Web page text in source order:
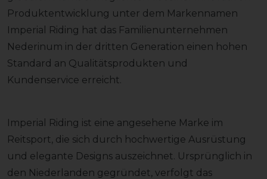
Produktentwicklung unter dem Markennamen
Imperial Riding hat das Familienunternehmen
Nederinum in der dritten Generation einen hohen
Standard an Qualitätsprodukten und
Kundenservice erreicht.
Imperial Riding ist eine angesehene Marke im
Reitsport, die sich durch hochwertige Ausrüstung
und elegante Designs auszeichnet. Ursprünglich in
den Niederlanden gegründet, verfolgt das